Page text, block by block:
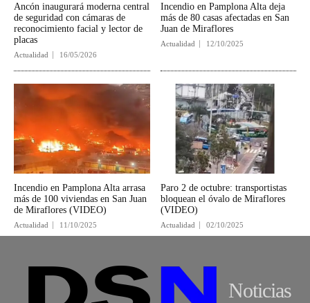
Ancón inaugurará moderna central
de seguridad con cámaras de
reconocimiento facial y lector de
placas
Actualidad 16/05/2026
Incendio en Pamplona Alta deja
más de 80 casas afectadas en San
Juan de Miraflores
Actualidad 12/10/2025
Incendio en Pamplona Alta arrasa
más de 100 viviendas en San Juan
de Miraflores (VIDEO)
Actualidad 11/10/2025
Paro 2 de octubre: transportistas
bloquean el óvalo de Miraflores
(VIDEO)
Actualidad 02/10/2025
Noticias